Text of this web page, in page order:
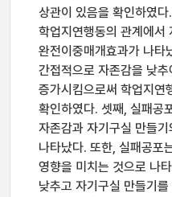
상관이 있음을 확인하였
학업지연행동의 관계에서
완전이중매개효과가 나타
간접적으로 자존감을 낮
증가시킴으로써 학업지연
확인하였다. 셋째, 실패공
자존감과 자기구실 만들
나타났다. 또한, 실패공포
영향을 미치는 것으로 나
낮추고 자기구실 만들기